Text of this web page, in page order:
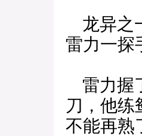
龙异之
雷力一探
雷力握
刀，他练
不能再熟